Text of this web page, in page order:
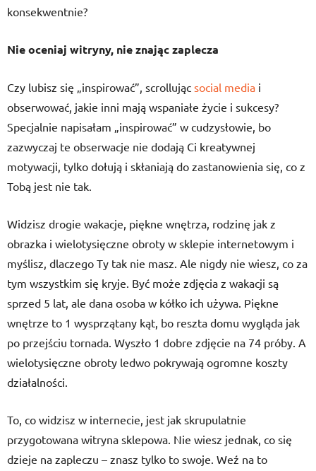
konsekwentnie?
Nie oceniaj witryny, nie znając zaplecza
Czy lubisz się „inspirować”, scrollując social media i
obserwować, jakie inni mają wspaniałe życie i sukcesy?
Specjalnie napisałam „inspirować” w cudzysłowie, bo
zazwyczaj te obserwacje nie dodają Ci kreatywnej
motywacji, tylko dołują i skłaniają do zastanowienia się, co z
Tobą jest nie tak.
Widzisz drogie wakacje, piękne wnętrza, rodzinę jak z
obrazka i wielotysięczne obroty w sklepie internetowym i
myślisz, dlaczego Ty tak nie masz. Ale nigdy nie wiesz, co za
tym wszystkim się kryje. Być może zdjęcia z wakacji są
sprzed 5 lat, ale dana osoba w kółko ich używa. Piękne
wnętrze to 1 wysprzątany kąt, bo reszta domu wygląda jak
po przejściu tornada. Wyszło 1 dobre zdjęcie na 74 próby. A
wielotysięczne obroty ledwo pokrywają ogromne koszty
działalności.
To, co widzisz w internecie, jest jak skrupulatnie
przygotowana witryna sklepowa. Nie wiesz jednak, co się
dzieje na zapleczu – znasz tylko to swoje. Weź na to